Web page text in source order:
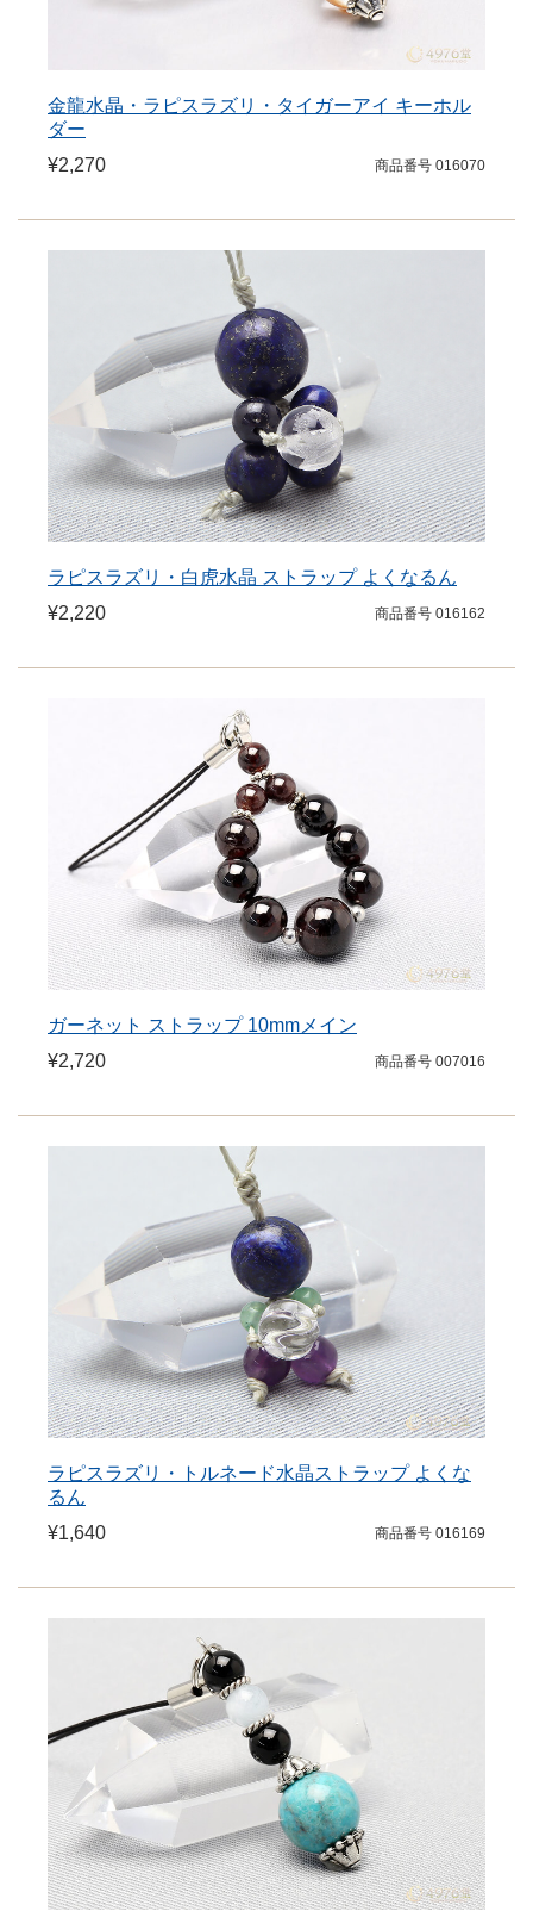
金龍水晶・ラピスラズリ・タイガーアイ キーホル
ダー
¥2,270
商品番号 016070
ラピスラズリ・白虎水晶 ストラップ よくなるん
¥2,220
商品番号 016162
ガーネット ストラップ 10mmメイン
¥2,720
商品番号 007016
ラピスラズリ・トルネード水晶ストラップ よくな
るん
¥1,640
商品番号 016169